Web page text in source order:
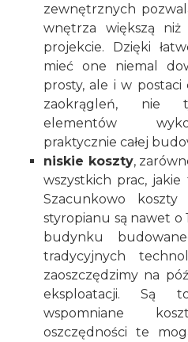
zewnętrznych
wnętrza większą niż
projekcie. Dzięki
mieć one niemal
prosty, ale i w
zaokrągleń, nie
elementów
praktycznie całej
niskie koszty,
wszystkich prac,
Szacunkowo
styropianu są nawet o
budynku
tradycyjnych
zaoszczędzimy na
eksploatacji. Są
wspomniane
oszczędności te